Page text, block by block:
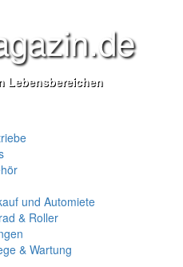
Lebensbereichen
und Automiete
& Roller
& Wartung